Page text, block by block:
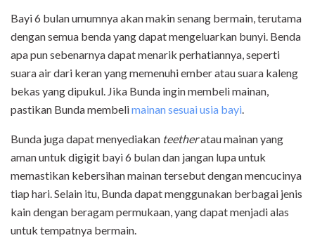
Bayi 6 bulan umumnya akan makin senang bermain, terutama
dengan semua benda yang dapat mengeluarkan bunyi. Benda
apa pun sebenarnya dapat menarik perhatiannya, seperti
suara air dari keran yang memenuhi ember atau suara kaleng
bekas yang dipukul. Jika Bunda ingin membeli mainan,
pastikan Bunda membelimainan sesuai usia bayi.
Bunda juga dapat menyediakan teetheratau mainan yang
aman untuk digigit bayi 6 bulan dan jangan lupa untuk
memastikan kebersihan mainan tersebut dengan mencucinya
tiap hari. Selain itu, Bunda dapat menggunakan berbagai jenis
kain dengan beragam permukaan, yang dapat menjadi alas
untuk tempatnya bermain.